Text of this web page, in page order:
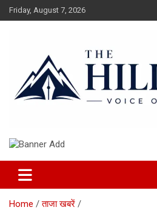
Skip
to
Friday, August 7, 2026
The Hillpost
Home
ताजा खबरें